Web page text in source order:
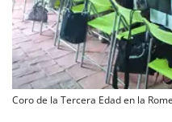
Coro de la Tercera Edad en la